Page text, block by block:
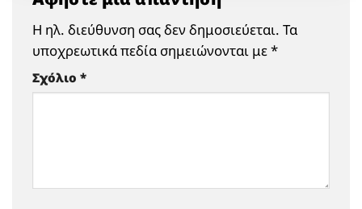
Η ηλ. διεύθυνση σας δεν δημοσιεύεται. Τα
υποχρεωτικά πεδία σημειώνονται με*
Σχόλιο *